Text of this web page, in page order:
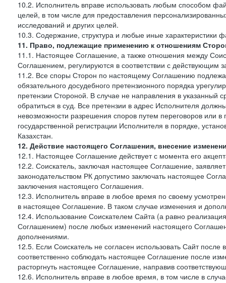
10.2. Исполнитель вправе использовать любым способом
целей, в том числе для предоставления
исследований и других целей.
10.3. Содержание, структура и любые иные
11. Право, подлежащие применению к отношениям
11.1. Настоящее Соглашение, а также отношения между
Соглашением, регулируются в соответствии с действующим
11.2. Все споры Сторон по настоящему Соглашению
обязательного досудебного претензионного порядка
претензии Стороной. В случае не направления в указанный
обратиться в суд. Все претензии в адрес Исполнителя
невозможности разрешения споров путем переговоров или
государственной регистрации Исполнителя в порядке,
Казахстан.
12. Действие настоящего Соглашения, внесение
12.1. Настоящее Соглашение действует с момента его
12.2. Соискатель, заключая настоящее Соглашение,
законодательством РК допустимо заключать настоящее
заключения настоящего Соглашения.
12.3. Исполнитель вправе в любое время по своему
в настоящее Соглашение. В таком случае изменения и
12.4. Использование Соискателем Сайта (а равно
Соглашением) после любых изменений настоящего
дополнениями.
12.5. Если Соискатель не согласен использовать Сайт
соответственно соблюдать настоящее Соглашение после
расторгнуть настоящее Соглашение, направив
12.6. Исполнитель вправе в любое время, в том числе в